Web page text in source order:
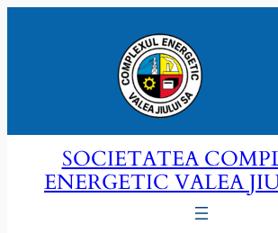
SOCIETATEA
ENERGETIC VALEA